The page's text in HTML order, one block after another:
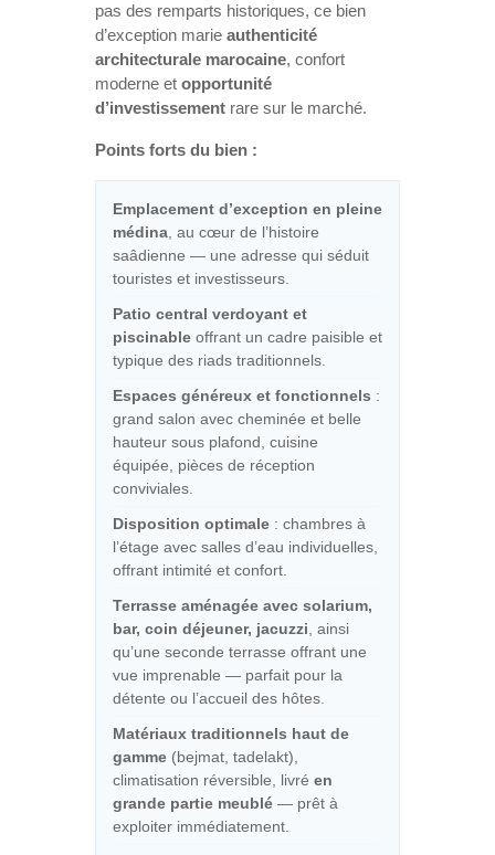
pas des remparts historiques, ce bien
d’exception marie authenticité
architecturale marocaine, confort
moderne et opportunité
d’investissement rare sur le marché.
Points forts du bien :
Emplacement d’exception en pleine
médina, au cœur de l’histoire
saâdienne — une adresse qui séduit
touristes et investisseurs.
Patio central verdoyant et
piscinable offrant un cadre paisible et
typique des riads traditionnels.
Espaces généreux et fonctionnels :
grand salon avec cheminée et belle
hauteur sous plafond, cuisine
équipée, pièces de réception
conviviales.
Disposition optimale : chambres à
l’étage avec salles d’eau individuelles,
offrant intimité et confort.
Terrasse aménagée avec solarium,
bar, coin déjeuner, jacuzzi, ainsi
qu’une seconde terrasse offrant une
vue imprenable — parfait pour la
détente ou l’accueil des hôtes.
Matériaux traditionnels haut de
gamme (bejmat, tadelakt),
climatisation réversible, livré en
grande partie meublé — prêt à
exploiter immédiatement.